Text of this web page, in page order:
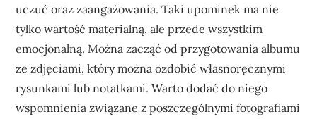
uczuć oraz zaangażowania. Taki upominek ma nie
tylko wartość materialną, ale przede wszystkim
emocjonalną. Można zacząć od przygotowania albumu
ze zdjęciami, który można ozdobić własnoręcznymi
rysunkami lub notatkami. Warto dodać do niego
wspomnienia związane z poszczególnymi fotografiami